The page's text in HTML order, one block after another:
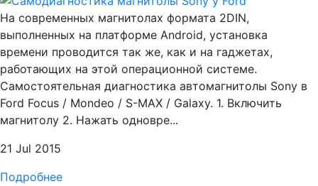
На современных магнитолах формата 2DIN,
выполненных на платформе Android, установка
времени проводится так же, как и на гаджетах,
работающих на этой операционной системе.
Самостоятельная диагностика автомагнитолы Sony в
Ford Focus / Mondeo / S-MAX / Galaxy. 1. Включить
магнитолу 2. Нажать одновре...
21 Jul 2015
Подробнее